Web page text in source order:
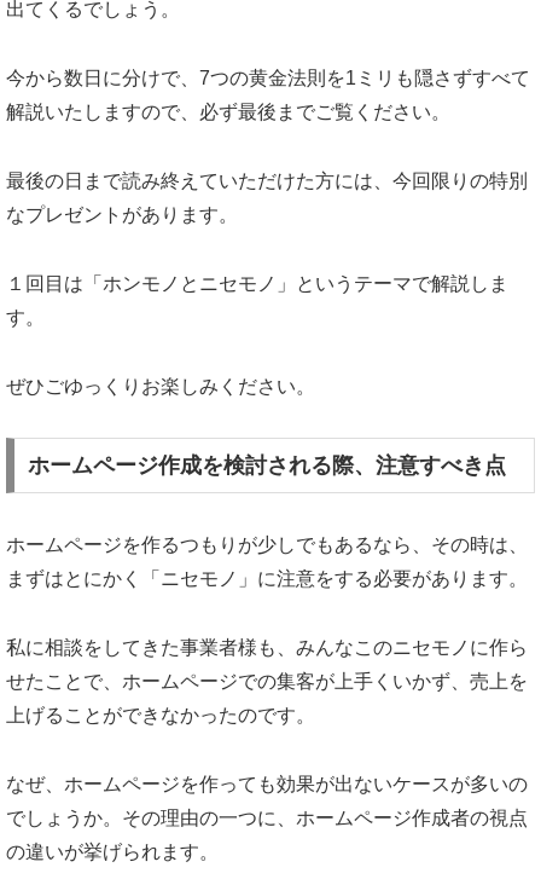
出てくるでしょう。
今から数日に分けで、7つの黄金法則を1ミリも隠さずすべて
解説いたしますので、必ず最後までご覧ください。
最後の日まで読み終えていただけた方には、今回限りの特別
なプレゼントがあります。
１回目は「ホンモノとニセモノ」というテーマで解説しま
す。
ぜひごゆっくりお楽しみください。
ホームページ作成を検討される際、注意すべき点
ホームページを作るつもりが少しでもあるなら、その時は、
まずはとにかく「ニセモノ」に注意をする必要があります。
私に相談をしてきた事業者様も、みんなこのニセモノに作ら
せたことで、ホームページでの集客が上手くいかず、売上を
上げることができなかったのです。
なぜ、ホームページを作っても効果が出ないケースが多いの
でしょうか。その理由の一つに、ホームページ作成者の視点
の違いが挙げられます。